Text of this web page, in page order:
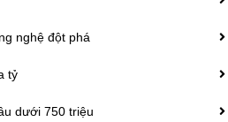
nghệ đột phá
tỷ
dưới 750 triệu